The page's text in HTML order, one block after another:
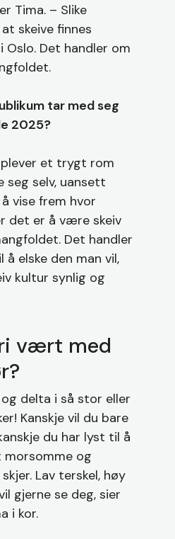
Tima. – Slike
skeive finnes
Oslo. Det handler om
tar med seg
2025?
et trygt rom
seg selv, uansett
vise frem hvor
det er å være skeiv
Det handler
elske den man vil,
kultur synlig og
vært med
delta i så stor eller
Kanskje vil du bare
du har lyst til å
og
Lav terskel, høy
gjerne se deg, sier
i kor.